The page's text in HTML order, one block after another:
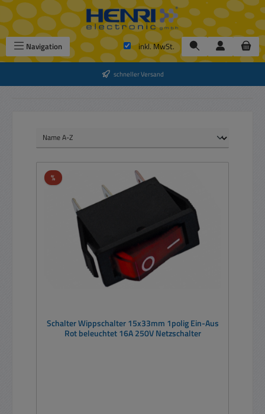
Zum Hauptinhalt springen
Navigation inkl. MwSt.
schneller Versand
%Rabatt
Schalter Wippschalter 15x33mm 1polig Ein-Aus
Rot beleuchtet 16A 250V Netzschalter